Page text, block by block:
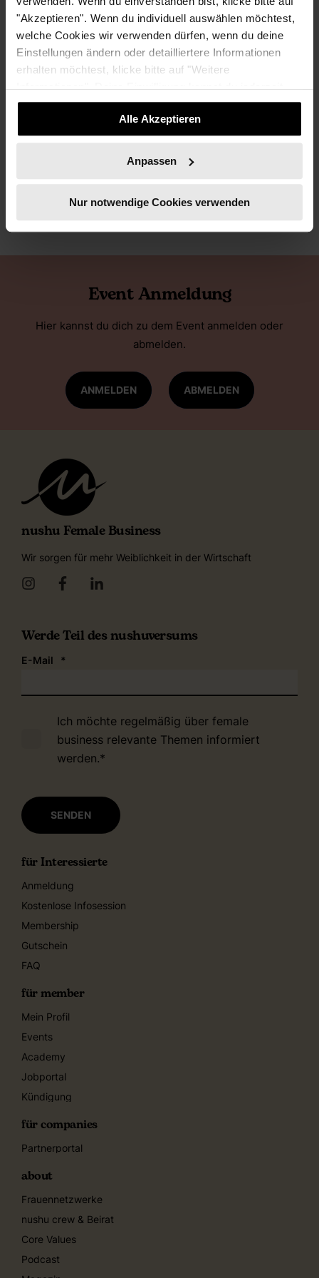
"Akzeptieren". Wenn du individuell auswählen möchtest,
welche Cookies wir verwenden dürfen, wenn du deine
Einstellungen ändern oder detailliertere Informationen
erhalten möchtest, klicke bitte auf "Weitere
Informationen". Deine Einwilligung kannst du jederzeit
widerrufen.
Alle Akzeptieren
Anpassen
Nur notwendige Cookies verwenden
Coach und Speakerin
Anne Cohrs arbeitet seit
über 15 Jahren als
und Speakerin im
Corporate-Umfeld. Sie ist
Co-Founderin der Happy Work Hacks und entwickelt
unter dem Dach Love Leadership praxisnahe
Führungsformate.
Event Anmeldung
Hier kannst du dich zu dem Event anmelden oder
abmelden.
ANMELDEN ABMELDEN
nushu Female Business
Wir sorgen für mehr Weiblichkeit in der Wirtschaft
Werde Teil des nushuversums
E-Mail *
Ich möchte regelmäßig über female
business relevante Themen informiert
werden.*
für Interessierte
Anmeldung
Kostenlose Infosession
Membership
Gutschein
FAQ
für member
Mein Profil
Events
Academy
Jobportal
Kündigung
für companies
Partnerportal
about
Frauennetzwerke
nushu crew & Beirat
Core Values
Podcast